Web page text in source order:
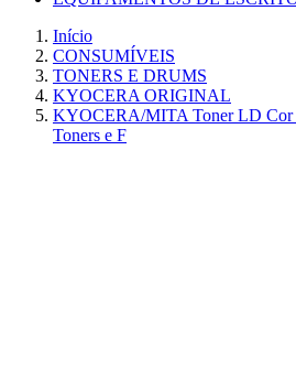
Início
CONSUMÍVEIS
TONERS E DRUMS
KYOCERA ORIGINAL
KYOCERA/MITA Toner LD Cor
Toners e F